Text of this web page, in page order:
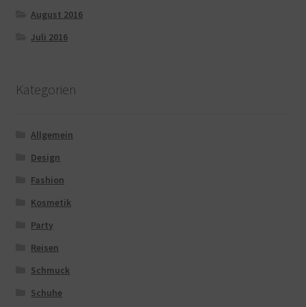
August 2016
Juli 2016
Kategorien
Allgemein
Design
Fashion
Kosmetik
Party
Reisen
Schmuck
Schuhe